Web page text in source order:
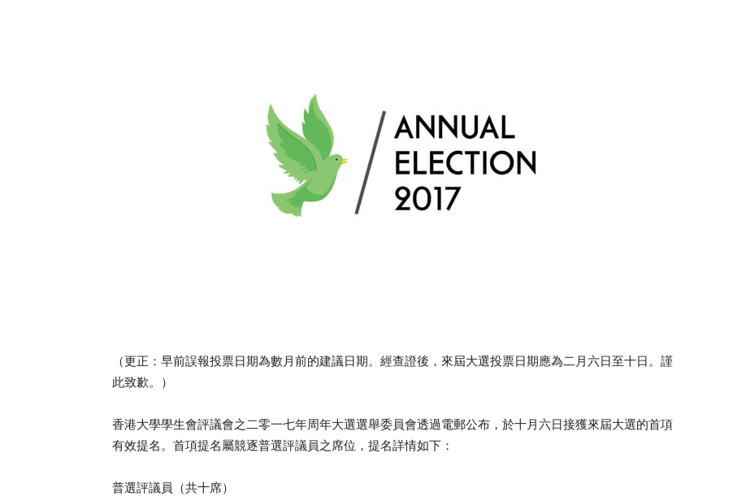
（更正：早前誤報投票日期為數月前的建議日期。經查證後，來屆大選投票日期應為二月六日至十日。謹
此致歉。）
香港大學學生會評議會之二零一七年周年大選選舉委員會透過電郵公布，於十月六日接獲來屆大選的首項
有效提名。首項提名屬競逐普選評議員之席位，提名詳情如下：
普選評議員（共十席）